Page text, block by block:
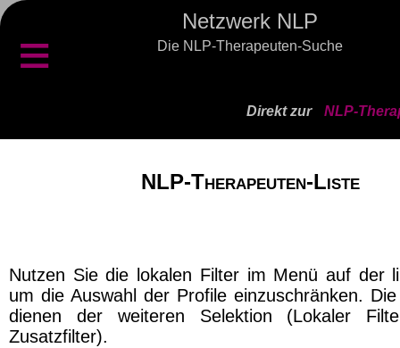
Netzwerk NLP
Die NLP-Therapeuten-Suche
≡
Direkt zur NLP-
NLP-Therapeuten-Liste
Nutzen Sie die lokalen Filter im Menü auf der
um die Auswahl der Profile einzuschränken.
dienen der weiteren Selektion (Lokaler
Zusatzfilter).